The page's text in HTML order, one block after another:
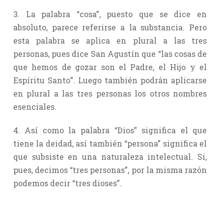
3. La palabra “cosa”, puesto que se dice en
absoluto, parece referirse a la substancia. Pero
esta palabra se aplica en plural a las tres
personas, pues dice San Agustín que “las cosas de
que hemos de gozar son el Padre, el Hijo y el
Espíritu Santo”. Luego también podrán aplicarse
en plural a las tres personas los otros nombres
esenciales.
4. Así como la palabra “Dios” significa el que
tiene la deidad, así también “persona” significa el
que subsiste en una naturaleza intelectual. Si,
pues, decimos “tres personas”, por la misma razón
podemos decir “tres dioses”.